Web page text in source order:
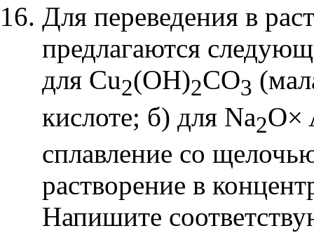
Для переведения в
предлагаются
для Cu2(OH)2CO3
кислоте; б) для Na2O×
сплавление со
растворение в
Напишите